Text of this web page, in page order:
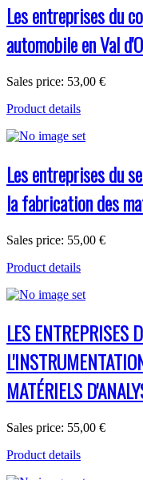
Les entreprises du
automobile en Val
Sales price: 53,00 €
Product details
Les entreprises du
la fabrication des
Sales price: 55,00 €
Product details
LES ENTREPRISES
MATÉRIELS
Sales price: 55,00 €
Product details